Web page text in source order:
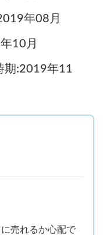
年08月
10月
期:2019年11
売れるか心配で